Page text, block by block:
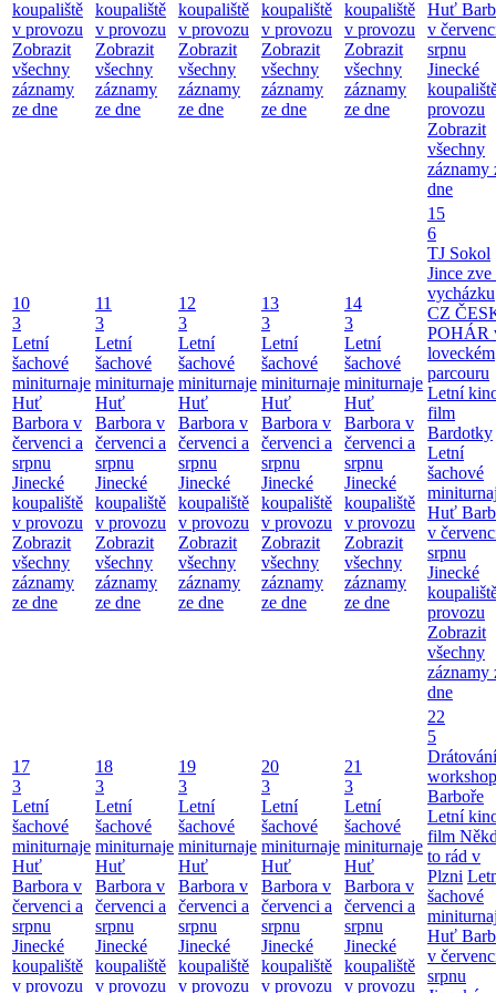
koupaliště
v provozu
Zobrazit
všechny
záznamy
ze dne
koupaliště
v provozu
Zobrazit
všechny
záznamy
ze dne
koupaliště
v provozu
Zobrazit
všechny
záznamy
ze dne
koupaliště
v provozu
Zobrazit
všechny
záznamy
ze dne
koupaliště
v provozu
Zobrazit
všechny
záznamy
ze dne
Huť
v
srpnu
Jinecké
provozu
Zobrazit
všechny
záznamy
dne
10
3
Letní
šachové
miniturnaje
Huť
Barbora v
červenci a
srpnu
Jinecké
koupaliště
v provozu
Zobrazit
všechny
záznamy
ze dne
11
3
Letní
šachové
miniturnaje
Huť
Barbora v
červenci a
srpnu
Jinecké
koupaliště
v provozu
Zobrazit
všechny
záznamy
ze dne
12
3
Letní
šachové
miniturnaje
Huť
Barbora v
červenci a
srpnu
Jinecké
koupaliště
v provozu
Zobrazit
všechny
záznamy
ze dne
13
3
Letní
šachové
miniturnaje
Huť
Barbora v
červenci a
srpnu
Jinecké
koupaliště
v provozu
Zobrazit
všechny
záznamy
ze dne
14
3
Letní
šachové
miniturnaje
Huť
Barbora v
červenci a
srpnu
Jinecké
koupaliště
v provozu
Zobrazit
všechny
záznamy
ze dne
15
6
TJ Sokol
Jince zve
vycházku
CZ
POHÁR
loveckém
parcouru
Letní
film
Bardotky
Letní
šachové
Huť
v
srpnu
Jinecké
provozu
Zobrazit
všechny
záznamy
dne
17
3
Letní
šachové
miniturnaje
Huť
Barbora v
červenci a
srpnu
Jinecké
koupaliště
v provozu
18
3
Letní
šachové
miniturnaje
Huť
Barbora v
červenci a
srpnu
Jinecké
koupaliště
v provozu
19
3
Letní
šachové
miniturnaje
Huť
Barbora v
červenci a
srpnu
Jinecké
koupaliště
v provozu
20
3
Letní
šachové
miniturnaje
Huť
Barbora v
červenci a
srpnu
Jinecké
koupaliště
v provozu
21
3
Letní
šachové
miniturnaje
Huť
Barbora v
červenci a
srpnu
Jinecké
koupaliště
v provozu
22
5
Barboře
Letní
film
to rád v
Plzni
šachové
Huť
v
srpnu